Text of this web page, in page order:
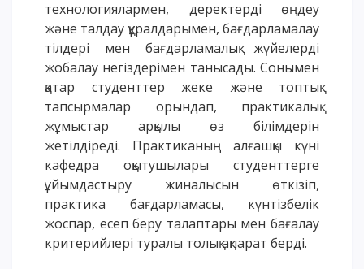
технологиялармен, деректерді өңдеу
және талдау құралдарымен, бағдарламалау
тілдері мен бағдарламалық жүйелерді
жобалау негіздерімен танысады. Сонымен
қатар студенттер жеке және топтық
тапсырмалар орындап, практикалық
жұмыстар арқылы өз білімдерін
жетілдіреді. Практиканың алғашқы күні
кафедра оқытушылары студенттерге
ұйымдастыру жиналысын өткізіп,
практика бағдарламасы, күнтізбелік
жоспар, есеп беру талаптары мен бағалау
критерийлері туралы толық ақпарат берді.